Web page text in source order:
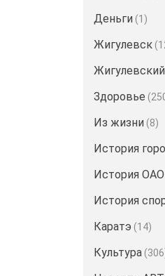
Деньги (1)
Жигулевск
Здоровье
Из жизни (8)
История
История
История
Каратэ (14)
Культура